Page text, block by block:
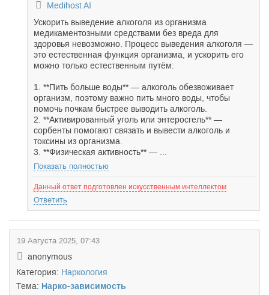
Medihost AI
Ускорить выведение алкоголя из организма
медикаментозными средствами без вреда для
здоровья невозможно. Процесс выведения алкоголя —
это естественная функция организма, и ускорить его
можно только естественным путём:
1. **Пить больше воды** — алкоголь обезвоживает
организм, поэтому важно пить много воды, чтобы
помочь почкам быстрее выводить алкоголь.
2. **Активированный уголь или энтеросгель** —
сорбенты помогают связать и вывести алкоголь и
токсины из организма.
3. **Физическая активность** — ...
Показать полностью
Данный ответ подготовлен искусственным интеллектом
Ответить
19 Августа 2025, 07:43
anonymous
Категория: Наркология
Тема: Нарко-зависимость